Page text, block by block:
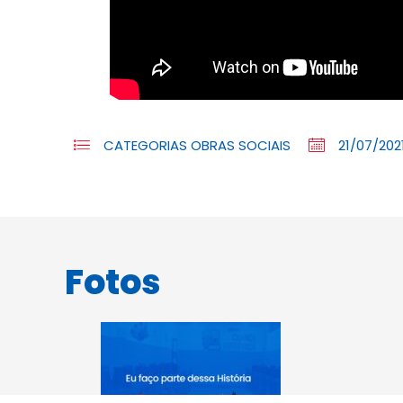
CATEGORIAS OBRAS SOCIAIS 21/07/
Fotos